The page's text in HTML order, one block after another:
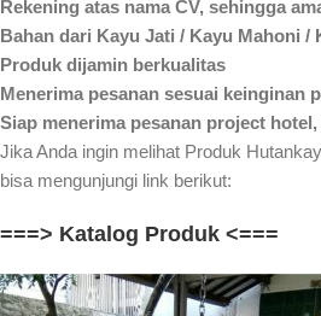
Rekening atas nama CV, sehingga
Bahan dari Kayu Jati / Kayu Mahoni /
Produk dijamin berkualitas
Menerima pesanan sesuai keinginan
Siap menerima pesanan project
Jika Anda ingin melihat Produk
bisa mengunjungi link berikut:
===> Katalog Produk <===